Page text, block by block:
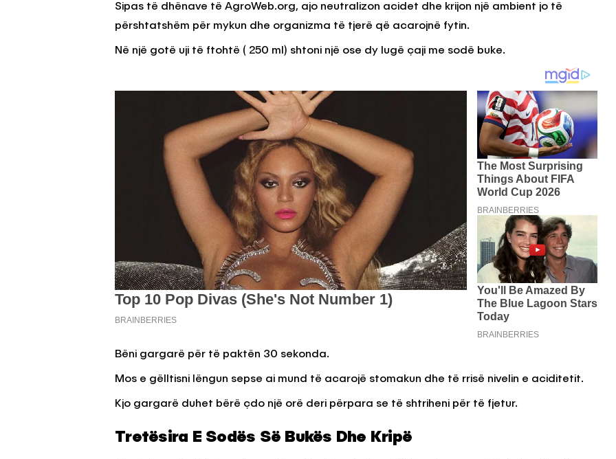
Sipas të dhënave të AgroWeb.org, ajo neutralizon acidet dhe krijon një ambient jo të
përshtatshëm për mykun dhe organizma të tjerë që acarojnë fytin.
Në një gotë uji të ftohtë ( 250 ml) shtoni një ose dy lugë çaji me sodë buke.
Bëni gargarë për të paktën 30 sekonda.
Mos e gëlltisni lëngun sepse ai mund të acarojë stomakun dhe të rrisë nivelin e aciditetit.
Kjo gargarë duhet bërë çdo një orë deri përpara se të shtriheni për të fjetur.
Tretësira E Sodës Së Bukës Dhe Kripë